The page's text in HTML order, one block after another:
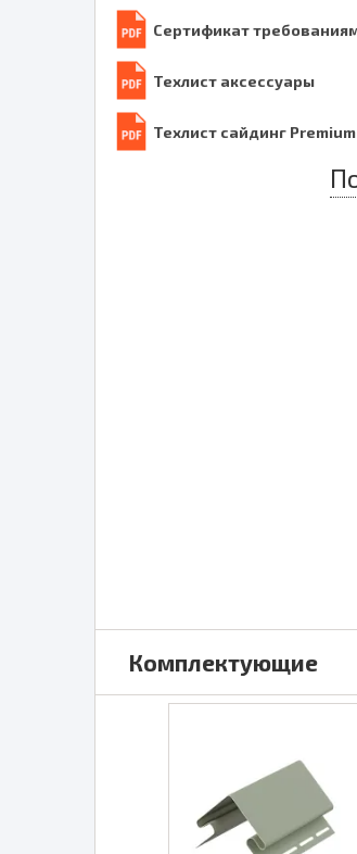
Сертификат
Техлист аксессуары
Техлист сайдинг Premium
Комплектующие